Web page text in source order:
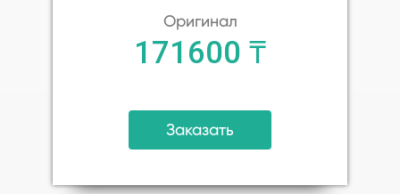
Оригинал
171600 ₸
Заказать